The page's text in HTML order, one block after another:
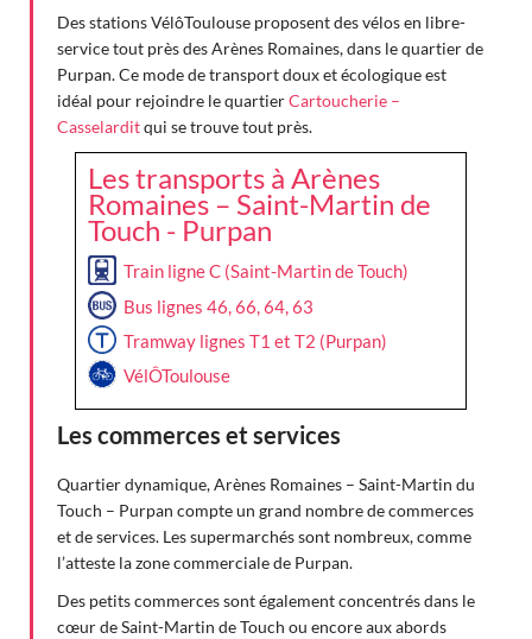
Des stations VélôToulouse proposent des vélos en libre-
service tout près des Arènes Romaines, dans le quartier de
Purpan. Ce mode de transport doux et écologique est
idéal pour rejoindre le quartierCartoucherie –
Casselarditqui se trouve tout près.
Les transports à Arènes
Romaines – Saint-Martin de
Touch - Purpan
Train ligne C (Saint-Martin de Touch)
Bus lignes 46, 66, 64, 63
Tramway lignes T1 et T2 (Purpan)
VélÔToulouse
Les commerces et services
Quartier dynamique, Arènes Romaines – Saint-Martin du
Touch – Purpan compte un grand nombre de commerces
et de services. Les supermarchés sont nombreux, comme
l’atteste la zone commerciale de Purpan.
Des petits commerces sont également concentrés dans le
cœur de Saint-Martin de Touch ou encore aux abords